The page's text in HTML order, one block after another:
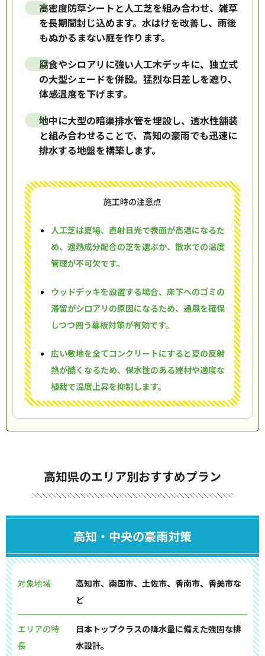
高密度防草シートと人工芝を組み合わせ、雑草
を長期間封じ込めます。水はけを改善し、雨後
もぬかるまない庭を作ります。
腐食やシロアリに強い人工木デッキに、独立式
の大型シェードを併設。猛烈な日差しを遮り、
体感温度を下げます。
地中に大型の暗渠排水管を埋設し、透水性舗装
と組み合わせることで、高知の豪雨でも迅速に
排水する地盤を構築します。
施工時の注意点
人工芝は夏場、直射日光で表面が高温になるた
め、遮熱成分配合の芝を選ぶか、散水での温度
管理が不可欠です。
ウッドデッキを設置する場合、床下へのゴミの
滞留がシロアリの原因になるため、通風を確保
しつつ囲う幕板対策が有効です。
広い敷地を全てコンクリートにすると夏の反射
熱が酷くなるため、保水性のある建材や適度な
植栽で温度上昇を抑制します。
高知県のエリア別おすすめプラン
高知・中央の豪雨対策
対象地域
高知市、南国市、土佐市、香南市、香美市な
ど
エリアの特
長
日本トップクラスの降水量に備えた強固な排
水設計。